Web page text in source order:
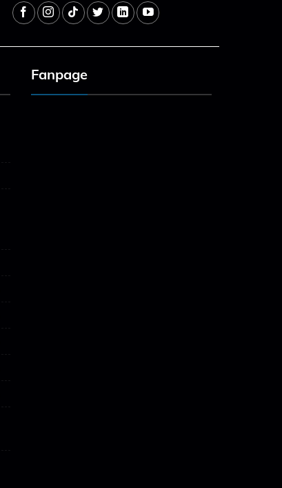
Fanpage